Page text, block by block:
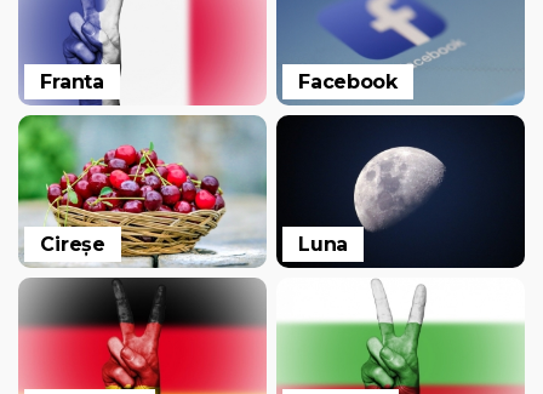
Franta Facebook
Cireșe Luna